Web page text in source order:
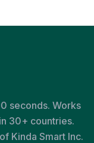
seconds. Works
30+ countries.
Kinda Smart Inc.